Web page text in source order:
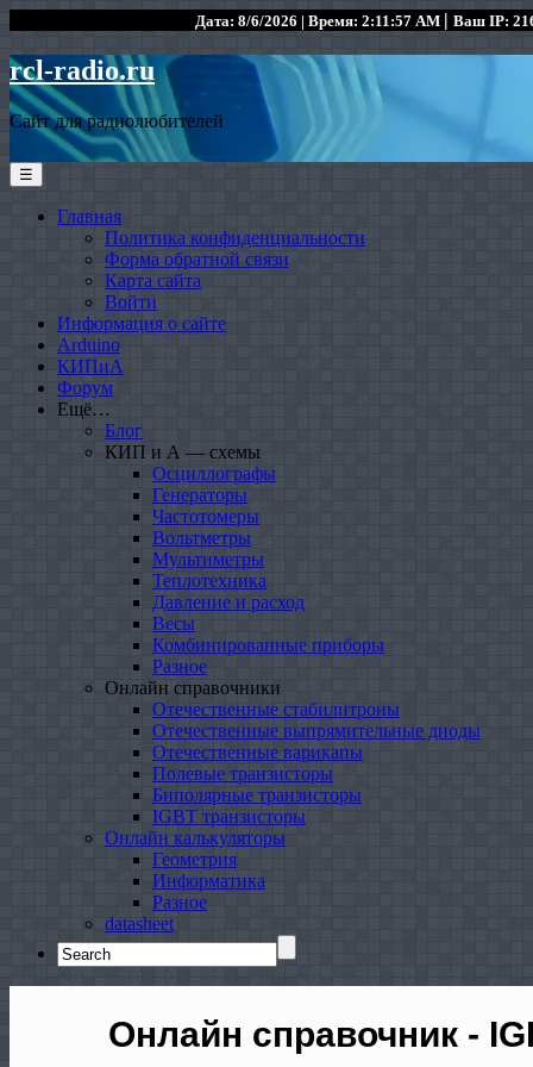
Дата: 8/6/2026 | Время: 2:11:57 AM | Ваш IP:
rcl-radio.ru
Сайт для радиолюбителей
☰
Главная
Политика конфиденциальности
Форма обратной связи
Карта сайта
Войти
Информация о сайте
Arduino
КИПиА
Форум
Ещё…
Блог
КИП и А — схемы
Осциллографы
Генераторы
Частотомеры
Вольтметры
Мультиметры
Теплотехника
Давление и расход
Весы
Комбинированные приборы
Разное
Онлайн справочники
Отечественные стабилитроны
Отечественные выпрямительные диоды
Отечественные варикапы
Полевые транзисторы
Биполярные транзисторы
IGBT транзисторы
Онлайн калькуляторы
Геометрия
Информатика
Разное
datasheet
Search
for:
Онлайн справочник -